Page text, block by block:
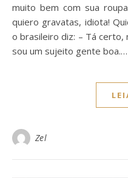
muito bem com sua
quiero gravatas, idiota!
o brasileiro diz: – Tá certo,
sou um sujeito gente boa.…
Zel